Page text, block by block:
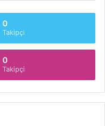
0
Takipçi
0
Takipçi